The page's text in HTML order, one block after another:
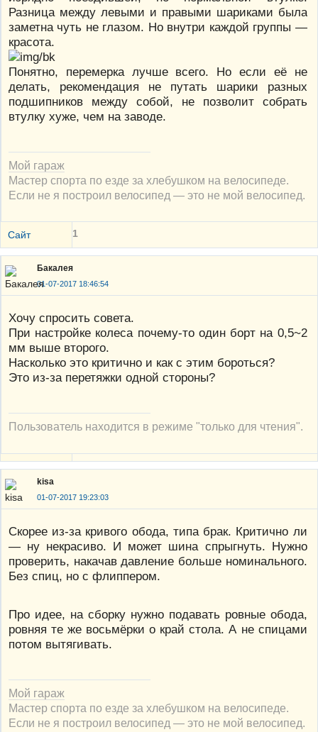
Разница между левыми и правыми шариками была
заметна чуть не глазом. Но внутри каждой группы —
красота.
Понятно, перемерка лучше всего. Но если её не
делать, рекомендация не путать шарики разных
подшипников между собой, не позволит собрать
втулку хуже, чем на заводе.
Мой гараж
Мастер спорта по езде за хлебушком на велосипеде.
Если не я построил велосипед — это не мой велосипед.
Сайт 1
Бакалея
01-07-2017 18:46:54
Хочу спросить совета.
При настройке колеса почему-то один борт на 0,5~2
мм выше второго.
Насколько это критично и как с этим бороться?
Это из-за перетяжки одной стороны?
Пользователь находится в режиме "только для чтения".
kisa
01-07-2017 19:23:03
Скорее из-за кривого обода, типа брак. Критично ли
— ну некрасиво. И может шина спрыгнуть. Нужно
проверить, накачав давление больше номинального.
Без спиц, но с флиппером.
Про идее, на сборку нужно подавать ровные обода,
ровняя те же восьмёрки о край стола. А не спицами
потом вытягивать.
Мой гараж
Мастер спорта по езде за хлебушком на велосипеде.
Если не я построил велосипед — это не мой велосипед.